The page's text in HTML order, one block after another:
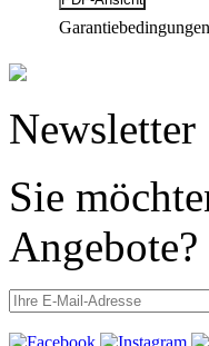
Newsletter
Sie
Angebote?